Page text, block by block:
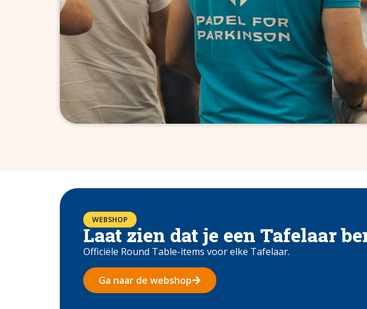
WEBSHOP
Laat zien dat je een Tafelaar
Officiële Round Table-items voor elke Tafelaar.
Ga naar de webshop